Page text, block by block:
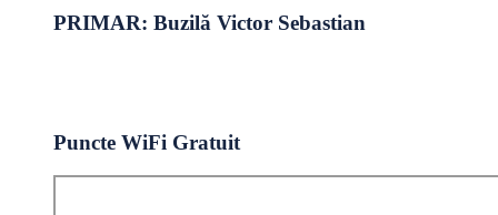
PRIMAR: Buzilă Victor Sebastian
Puncte WiFi Gratuit